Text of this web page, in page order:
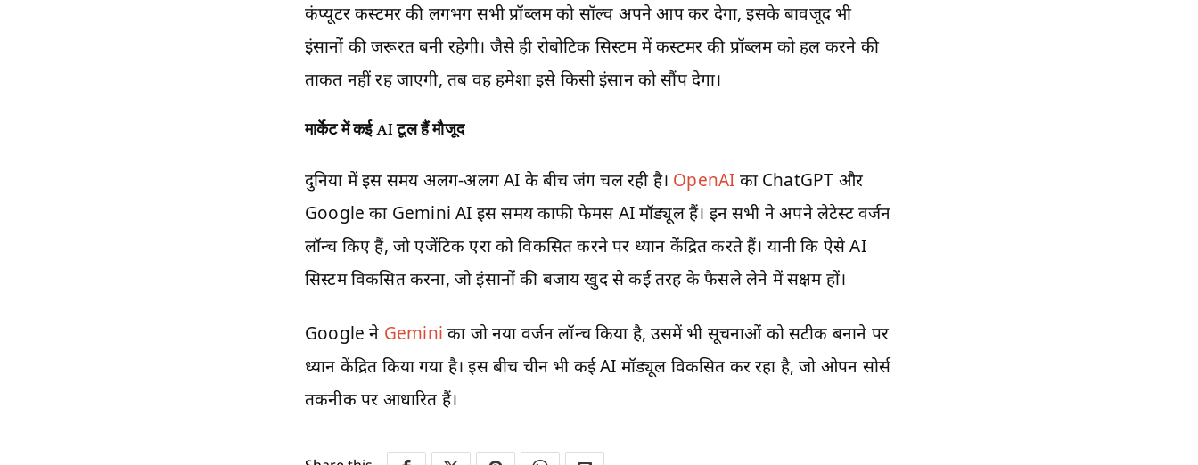
कंप्यूटर कस्टमर की लगभग सभी प्रॉब्लम को सॉल्व अपने आप कर देगा, इसके बावजूद भी
इंसानों की जरूरत बनी रहेगी। जैसे ही रोबोटिक सिस्टम में कस्टमर की प्रॉब्लम को हल करने की
ताकत नहीं रह जाएगी, तब वह हमेशा इसे किसी इंसान को सौंप देगा।
मार्केट में कईAIटूल हैं मौजूद
दुनिया में इस समय अलग-अलग AI के बीच जंग चल रही है। OpenAI का ChatGPT और
Google का Gemini AI इस समय काफी फेमस AI मॉड्यूल हैं। इन सभी ने अपने लेटेस्ट वर्जन
लॉन्च किए हैं, जो एजेंटिक एरा को विकसित करने पर ध्यान केंद्रित करते हैं। यानी कि ऐसे AI
सिस्टम विकसित करना, जो इंसानों की बजाय खुद से कई तरह के फैसले लेने में सक्षम हों।
Google ने Gemini का जो नया वर्जन लॉन्च किया है, उसमें भी सूचनाओं को सटीक बनाने पर
ध्यान केंद्रित किया गया है। इस बीच चीन भी कई AI मॉड्यूल विकसित कर रहा है, जो ओपन सोर्स
तकनीक पर आधारित हैं।